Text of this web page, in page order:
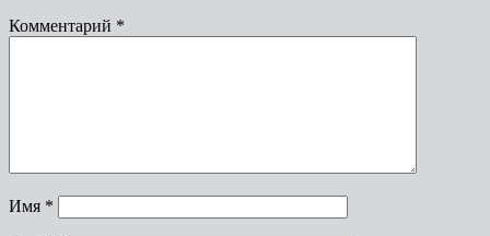
Комментарий *
Имя *